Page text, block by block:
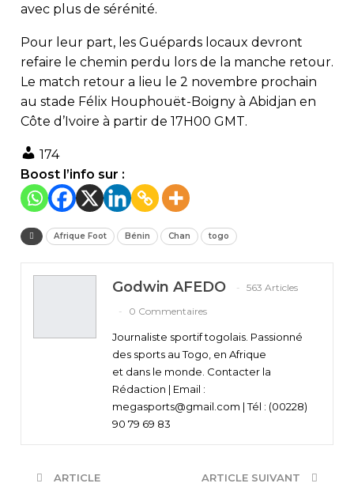
avec plus de sérénité.
Pour leur part, les Guépards locaux devront
refaire le chemin perdu lors de la manche retour.
Le match retour a lieu le 2 novembre prochain
au stade Félix Houphouët-Boigny à Abidjan en
Côte d’Ivoire à partir de 17H00 GMT.
174
Boost l’info sur :
Afrique Foot Bénin Chan togo
Godwin AFEDO
563 Articles
0 Commentaires
Journaliste sportif togolais. Passionné
des sports au Togo, en Afrique
et dans le monde. Contacter la
Rédaction | Email :
megasports@gmail.com | Tél : (00228)
90 79 69 83
ARTICLE
ARTICLE SUIVANT